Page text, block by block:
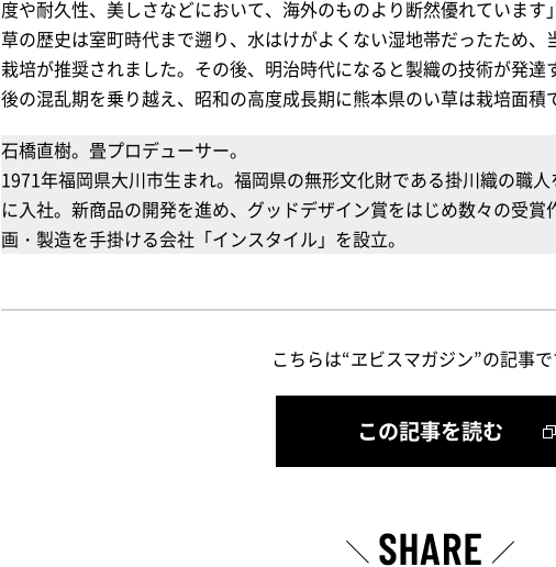
度や耐久性、美しさなどにおいて、海外のものより断然優れていま
草の歴史は室町時代まで遡り、水はけがよくない湿地帯だったため
栽培が推奨されました。その後、明治時代になると製織の技術が発
後の混乱期を乗り越え、昭和の高度成長期に熊本県のい草は栽培面積
石橋直樹。畳プロデューサー。
1971年福岡県大川市生まれ。福岡県の無形文化財である掛川織の職
に入社。新商品の開発を進め、グッドデザイン賞をはじめ数々の受
画・製造を手掛ける会社「インスタイル」を設立。
こちらは“ヱビスマガジン”の記事で
この記事を読む